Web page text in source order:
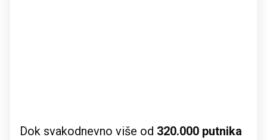
Dok svakodnevno više od 320.000 putnika